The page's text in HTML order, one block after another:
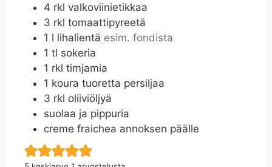
4 rkl valkoviinietikkaa
3 rkl tomaattipyreetä
1 l lihalientä esim. fondista
1 tl sokeria
1 rkl timjamia
1 koura tuoretta persiljaa
3 rkl oliiviöljyä
suolaa ja pippuria
creme fraichea annoksen päälle